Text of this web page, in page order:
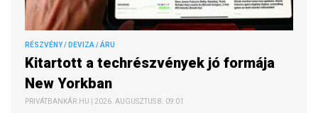
RÉSZVÉNY / DEVIZA / ÁRU
Kitartott a techrészvények jó formája
New Yorkban
PRIVÁTBANKÁR.HU | 2026. AUGUSZTUS 8. 09:01